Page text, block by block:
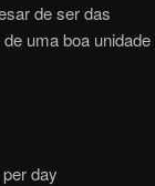
de ser das
uma boa unidade
day